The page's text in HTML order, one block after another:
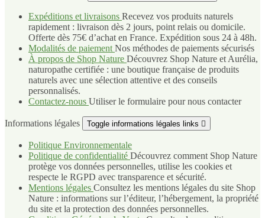
Expéditions et livraisons Recevez vos produits naturels
rapidement : livraison dès 2 jours, point relais ou domicile.
Offerte dès 75€ d’achat en France. Expédition sous 24 à 48h.
Modalités de paiement Nos méthodes de paiements sécurisés
À propos de Shop Nature Découvrez Shop Nature et Aurélia,
naturopathe certifiée : une boutique française de produits
naturels avec une sélection attentive et des conseils
personnalisés.
Contactez-nous Utiliser le formulaire pour nous contacter
Informations légales Toggle informations légales links 
Politique Environnementale
Politique de confidentialité Découvrez comment Shop Nature
protège vos données personnelles, utilise les cookies et
respecte le RGPD avec transparence et sécurité.
Mentions légales Consultez les mentions légales du site Shop
Nature : informations sur l’éditeur, l’hébergement, la propriété
du site et la protection des données personnelles.